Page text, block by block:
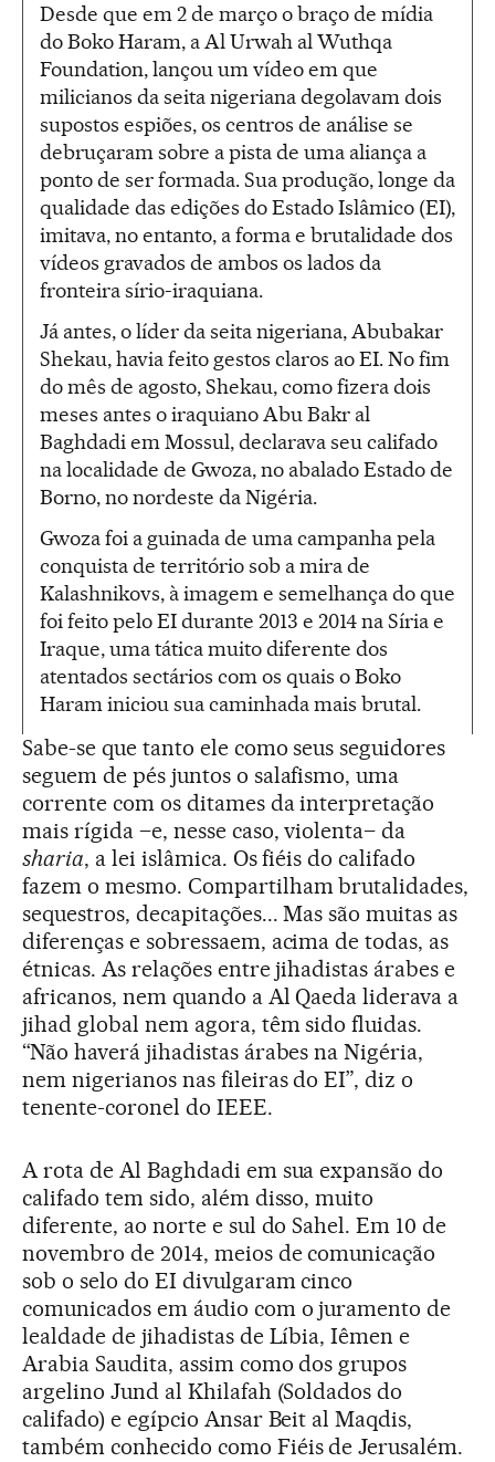
Desde que em 2 de março o braço de mídia
do Boko Haram, a Al Urwah al Wuthqa
Foundation, lançou um vídeo em que
milicianos da seita nigeriana degolavam dois
supostos espiões, os centros de análise se
debruçaram sobre a pista de uma aliança a
ponto de ser formada. Sua produção, longe da
qualidade das edições do Estado Islâmico (EI),
imitava, no entanto, a forma e brutalidade dos
vídeos gravados de ambos os lados da
fronteira sírio-iraquiana.
Já antes, o líder da seita nigeriana, Abubakar
Shekau, havia feito gestos claros ao EI. No fim
do mês de agosto, Shekau, como fizera dois
meses antes o iraquiano Abu Bakr al
Baghdadi em Mossul, declarava seu califado
na localidade de Gwoza, no abalado Estado de
Borno, no nordeste da Nigéria.
Gwoza foi a guinada de uma campanha pela
conquista de território sob a mira de
Kalashnikovs, à imagem e semelhança do que
foi feito pelo EI durante 2013 e 2014 na Síria e
Iraque, uma tática muito diferente dos
atentados sectários com os quais o Boko
Haram iniciou sua caminhada mais brutal.
Sabe-se que tanto ele como seus seguidores
seguem de pés juntos o salafismo, uma
corrente com os ditames da interpretação
mais rígida –e, nesse caso, violenta– da
sharia, a lei islâmica. Os fiéis do califado
fazem o mesmo. Compartilham brutalidades,
sequestros, decapitações... Mas são muitas as
diferenças e sobressaem, acima de todas, as
étnicas. As relações entre jihadistas árabes e
africanos, nem quando a Al Qaeda liderava a
jihad global nem agora, têm sido fluidas.
“Não haverá jihadistas árabes na Nigéria,
nem nigerianos nas fileiras do EI”, diz o
tenente-coronel do IEEE.
A rota de Al Baghdadi em sua expansão do
califado tem sido, além disso, muito
diferente, ao norte e sul do Sahel. Em 10 de
novembro de 2014, meios de comunicação
sob o selo do EI divulgaram cinco
comunicados em áudio com o juramento de
lealdade de jihadistas de Líbia, Iêmen e
Arabia Saudita, assim como dos grupos
argelino Jund al Khilafah (Soldados do
califado) e egípcio Ansar Beit al Maqdis,
também conhecido como Fiéis de Jerusalém.